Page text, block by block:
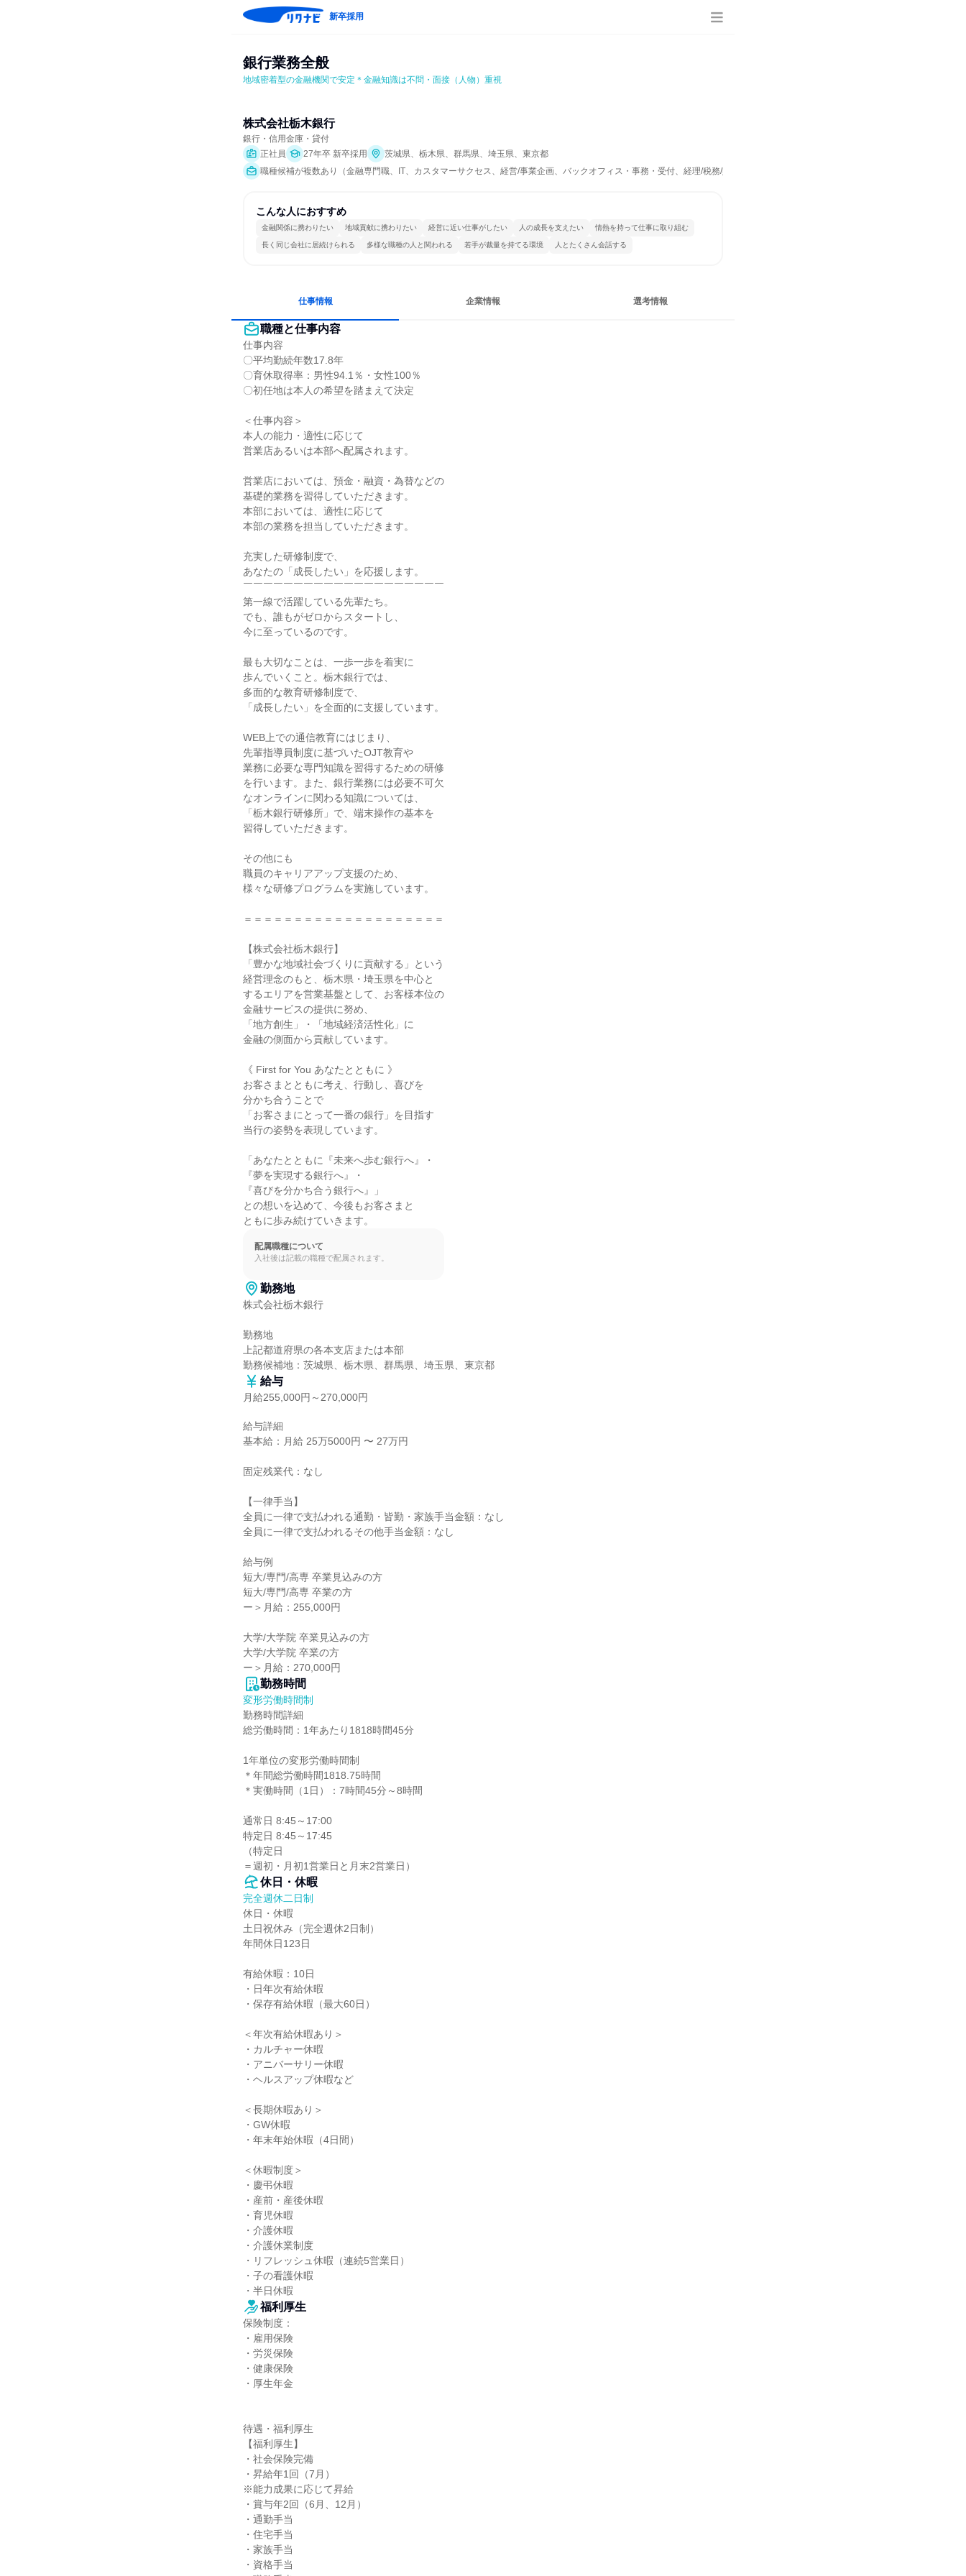
新卒採用
銀行業務全般
地域密着型の金融機関で安定＊金融知識は不問・面接（人物）重視
株式会社栃木銀行
銀行・信用金庫・貸付
正社員
27年卒 新卒採用
茨城県、栃木県、群馬県、埼玉県、東京都
職種候補が複数あり（金融専門職、IT、カスタマーサクセス、経営/事業企画、バックオフィス・事務・受付、経理/税務/財務、人事、総務、広報/IR、営業、商品企画、マーケティン
こんな人におすすめ
金融関係に携わりたい 地域貢献に携わりたい 経営に近い仕事がしたい 人の成長を支えたい 情熱を持って仕事に取り組む
長く同じ会社に居続けられる 多様な職種の人と関われる 若手が裁量を持てる環境 人とたくさん会話する
仕事情報 企業情報 選考情報
職種と仕事内容
仕事内容
〇平均勤続年数17.8年
〇育休取得率：男性94.1％・女性100％
〇初任地は本人の希望を踏まえて決定
＜仕事内容＞
本人の能力・適性に応じて
営業店あるいは本部へ配属されます。
営業店においては、預金・融資・為替などの
基礎的業務を習得していただきます。
本部においては、適性に応じて
本部の業務を担当していただきます。
充実した研修制度で、
あなたの「成長したい」を応援します。
￣￣￣￣￣￣￣￣￣￣￣￣￣￣￣￣￣￣￣￣
第一線で活躍している先輩たち。
でも、誰もがゼロからスタートし、
今に至っているのです。
最も大切なことは、一歩一歩を着実に
歩んでいくこと。栃木銀行では、
多面的な教育研修制度で、
「成長したい」を全面的に支援しています。
WEB上での通信教育にはじまり、
先輩指導員制度に基づいたOJT教育や
業務に必要な専門知識を習得するための研修
を行います。また、銀行業務には必要不可欠
なオンラインに関わる知識については、
「栃木銀行研修所」で、端末操作の基本を
習得していただきます。
その他にも
職員のキャリアアップ支援のため、
様々な研修プログラムを実施しています。
＝＝＝＝＝＝＝＝＝＝＝＝＝＝＝＝＝＝＝＝
【株式会社栃木銀行】
「豊かな地域社会づくりに貢献する」という
経営理念のもと、栃木県・埼玉県を中心と
するエリアを営業基盤として、お客様本位の
金融サービスの提供に努め、
「地方創生」・「地域経済活性化」に
金融の側面から貢献しています。
《 First for You あなたとともに 》
お客さまとともに考え、行動し、喜びを
分かち合うことで
「お客さまにとって一番の銀行」を目指す
当行の姿勢を表現しています。
「あなたとともに『未来へ歩む銀行へ』・
『夢を実現する銀行へ』・
『喜びを分かち合う銀行へ』」
との想いを込めて、今後もお客さまと
ともに歩み続けていきます。
配属職種について
入社後は記載の職種で配属されます。
勤務地
株式会社栃木銀行
勤務地
上記都道府県の各本支店または本部
勤務候補地：茨城県、栃木県、群馬県、埼玉県、東京都
給与
月給255,000円～270,000円
給与詳細
基本給：月給 25万5000円 〜 27万円
固定残業代：なし
【一律手当】
全員に一律で支払われる通勤・皆勤・家族手当金額：なし
全員に一律で支払われるその他手当金額：なし
給与例
短大/専門/高専 卒業見込みの方
短大/専門/高専 卒業の方
ー＞月給：255,000円
大学/大学院 卒業見込みの方
大学/大学院 卒業の方
ー＞月給：270,000円
勤務時間
変形労働時間制
勤務時間詳細
総労働時間：1年あたり1818時間45分
1年単位の変形労働時間制
＊年間総労働時間1818.75時間
＊実働時間（1日）：7時間45分～8時間
通常日 8:45～17:00
特定日 8:45～17:45
（特定日
＝週初・月初1営業日と月末2営業日）
休日・休暇
完全週休二日制
休日・休暇
土日祝休み（完全週休2日制）
年間休日123日
有給休暇：10日
・日年次有給休暇
・保存有給休暇（最大60日）
＜年次有給休暇あり＞
・カルチャー休暇
・アニバーサリー休暇
・ヘルスアップ休暇など
＜長期休暇あり＞
・GW休暇
・年末年始休暇（4日間）
＜休暇制度＞
・慶弔休暇
・産前・産後休暇
・育児休暇
・介護休暇
・介護休業制度
・リフレッシュ休暇（連続5営業日）
・子の看護休暇
・半日休暇
福利厚生
保険制度：
・雇用保険
・労災保険
・健康保険
・厚生年金
待遇・福利厚生
【福利厚生】
・社会保険完備
・昇給年1回（7月）
※能力成果に応じて昇給
・賞与年2回（6月、12月）
・通勤手当
・住宅手当
・家族手当
・資格手当